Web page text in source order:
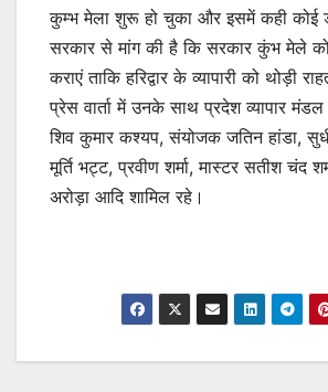
कुम्भ मेला शुरू हो चुका और इसमें कही कोई
सरकार से मांग की है कि सरकार कुंभ मेले
कराएं ताकि हरिद्वार के व्यापारी को थोड़ी
प्रेस वार्ता में उनके साथ प्रदेश व्यापार
शिव कुमार कश्यप, संयोजक जतिन हांडा,
मूर्ति भट्ट, प्रवीण शर्मा, मास्टर सतीश चंद
अरोड़ा आदि शामिल रहे।